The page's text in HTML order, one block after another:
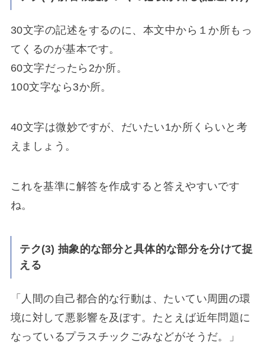
30文字の記述をするのに、本文中から１か所もっ
てくるのが基本です。
60文字だったら2か所。
100文字なら3か所。
40文字は微妙ですが、だいたい1か所くらいと考
えましょう。
これを基準に解答を作成すると答えやすいです
ね。
テク(3) 抽象的な部分と具体的な部分を分けて捉
える
「人間の自己都合的な行動は、たいてい周囲の環
境に対して悪影響を及ぼす。たとえば近年問題に
なっているプラスチックごみなどがそうだ。」